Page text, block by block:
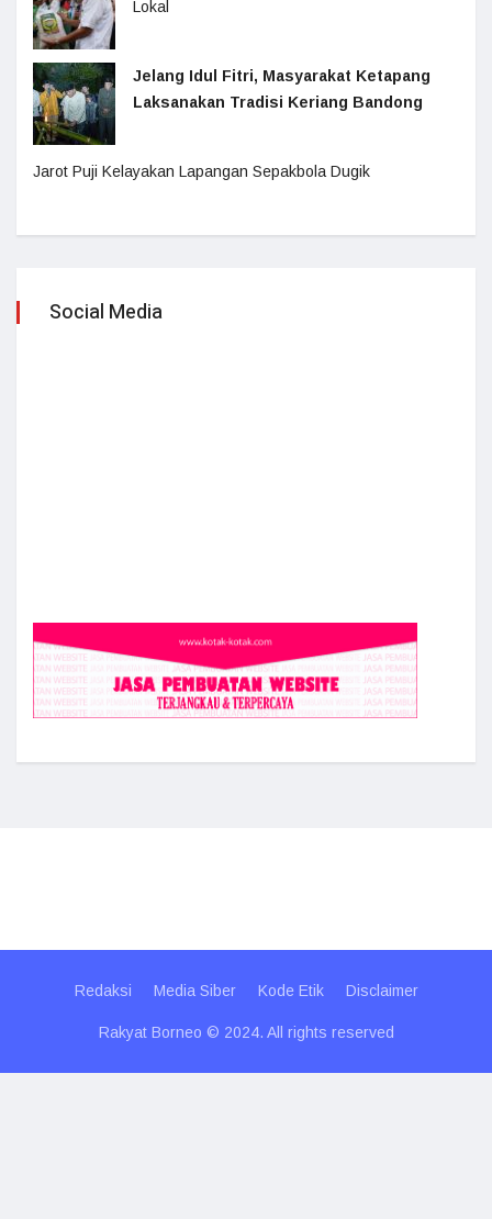
Lokal
Jelang Idul Fitri, Masyarakat Ketapang
Laksanakan Tradisi Keriang Bandong
Jarot Puji Kelayakan Lapangan Sepakbola Dugik
Social Media
Redaksi Media Siber Kode Etik Disclaimer
Rakyat Borneo © 2024. All rights reserved